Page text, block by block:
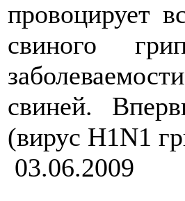
провоцирует
свиного
свиней.
(вирус H1N1
03.06.2009